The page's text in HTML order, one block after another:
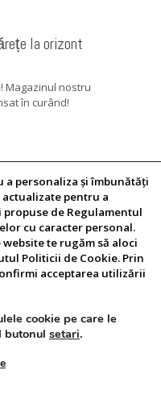
la orizont
Magazinul nostru
în curând!
a personaliza și îmbunătăți
pentru a
de Regulamentul
cu caracter personal.
te rugăm să aloci
Politicii de Cookie. Prin
acceptarea utilizării
cookie pe care le
butonul setari.